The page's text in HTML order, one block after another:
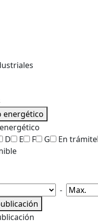
energético
D E F G En trámite
-